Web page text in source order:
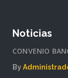
Noticias
CONVENIO
By